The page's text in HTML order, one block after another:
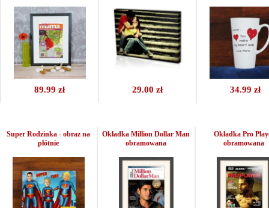
89.99 zł 29.00 zł 34.99 zł
Super Rodzinka - obraz na
płótnie
Okładka Million Dollar Man
obramowana
Okładka Pro
obramowana